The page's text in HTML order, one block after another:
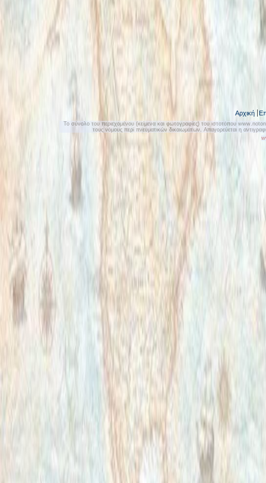
Αρχική
Το σύνολο του περιεχομένου (κείμενα και φωτογραφίες) του ιστοτόπου
τους νόμους περί πνευματικών δικαιωμάτων. Απαγορεύεται η